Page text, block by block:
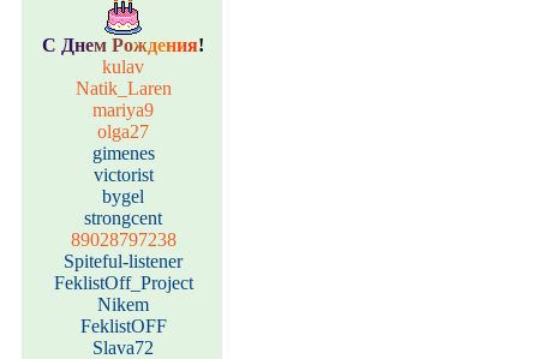
С Днем Рождения!
kulav
Natik_Laren
mariya9
olga27
gimenes
victorist
bygel
strongcent
89028797238
Spiteful-listener
FeklistOff_Project
Nikem
FeklistOFF
Slava72